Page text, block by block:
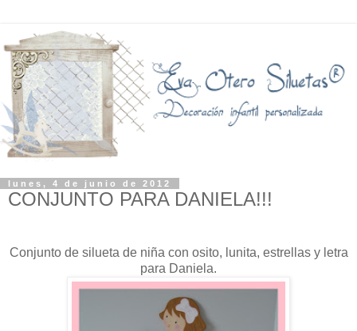
lunes, 4 de junio de 2012
CONJUNTO PARA DANIELA!!!
Conjunto de silueta de niña con osito, lunita, estrellas y letra
para Daniela.